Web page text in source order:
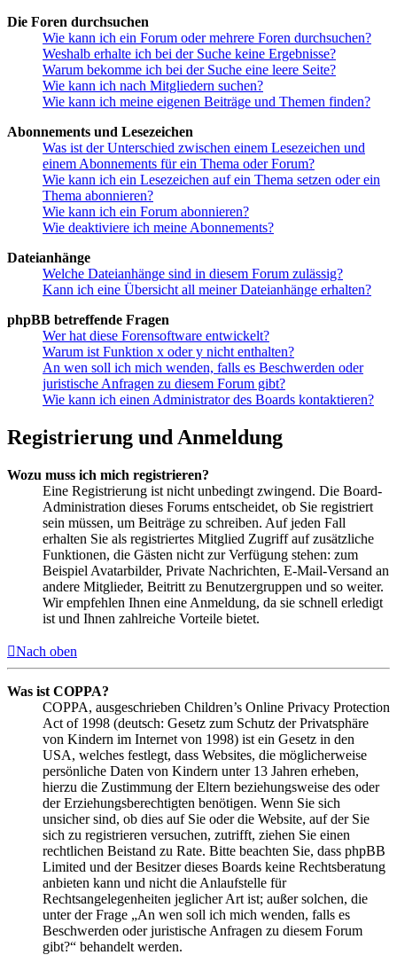
Die Foren durchsuchen
Wie kann ich ein Forum oder mehrere Foren durchsuchen?
Weshalb erhalte ich bei der Suche keine Ergebnisse?
Warum bekomme ich bei der Suche eine leere Seite?
Wie kann ich nach Mitgliedern suchen?
Wie kann ich meine eigenen Beiträge und Themen finden?
Abonnements und Lesezeichen
Was ist der Unterschied zwischen einem Lesezeichen und
einem Abonnements für ein Thema oder Forum?
Wie kann ich ein Lesezeichen auf ein Thema setzen oder ein
Thema abonnieren?
Wie kann ich ein Forum abonnieren?
Wie deaktiviere ich meine Abonnements?
Dateianhänge
Welche Dateianhänge sind in diesem Forum zulässig?
Kann ich eine Übersicht all meiner Dateianhänge erhalten?
phpBB betreffende Fragen
Wer hat diese Forensoftware entwickelt?
Warum ist Funktion x oder y nicht enthalten?
An wen soll ich mich wenden, falls es Beschwerden oder
juristische Anfragen zu diesem Forum gibt?
Wie kann ich einen Administrator des Boards kontaktieren?
Registrierung und Anmeldung
Wozu muss ich mich registrieren?
Eine Registrierung ist nicht unbedingt zwingend. Die Board-
Administration dieses Forums entscheidet, ob Sie registriert
sein müssen, um Beiträge zu schreiben. Auf jeden Fall
erhalten Sie als registriertes Mitglied Zugriff auf zusätzliche
Funktionen, die Gästen nicht zur Verfügung stehen: zum
Beispiel Avatarbilder, Private Nachrichten, E-Mail-Versand an
andere Mitglieder, Beitritt zu Benutzergruppen und so weiter.
Wir empfehlen Ihnen eine Anmeldung, da sie schnell erledigt
ist und Ihnen zahlreiche Vorteile bietet.
Nach oben
Was ist COPPA?
COPPA, ausgeschrieben Children’s Online Privacy Protection
Act of 1998 (deutsch: Gesetz zum Schutz der Privatsphäre
von Kindern im Internet von 1998) ist ein Gesetz in den
USA, welches festlegt, dass Websites, die möglicherweise
persönliche Daten von Kindern unter 13 Jahren erheben,
hierzu die Zustimmung der Eltern beziehungsweise des oder
der Erziehungsberechtigten benötigen. Wenn Sie sich
unsicher sind, ob dies auf Sie oder die Website, auf der Sie
sich zu registrieren versuchen, zutrifft, ziehen Sie einen
rechtlichen Beistand zu Rate. Bitte beachten Sie, dass phpBB
Limited und der Besitzer dieses Boards keine Rechtsberatung
anbieten kann und nicht die Anlaufstelle für
Rechtsangelegenheiten jeglicher Art ist; außer solchen, die
unter der Frage „An wen soll ich mich wenden, falls es
Beschwerden oder juristische Anfragen zu diesem Forum
gibt?“ behandelt werden.